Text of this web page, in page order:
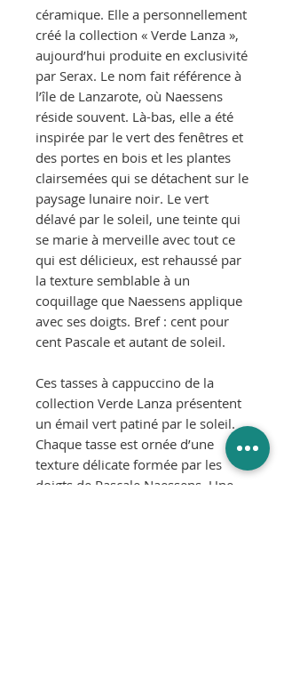
céramique. Elle a personnellement
créé la collection « Verde Lanza »,
aujourd’hui produite en exclusivité
par Serax. Le nom fait référence à
l’île de Lanzarote, où Naessens
réside souvent. Là-bas, elle a été
inspirée par le vert des fenêtres et
des portes en bois et les plantes
clairsemées qui se détachent sur le
paysage lunaire noir. Le vert
délavé par le soleil, une teinte qui
se marie à merveille avec tout ce
qui est délicieux, est rehaussé par
la texture semblable à un
coquillage que Naessens applique
avec ses doigts. Bref : cent pour
cent Pascale et autant de soleil.
Ces tasses à cappuccino de la
collection Verde Lanza présentent
un émail vert patiné par le soleil.
Chaque tasse est ornée d’une
texture délicate formée par les
doigts de Pascale Naessens. Une